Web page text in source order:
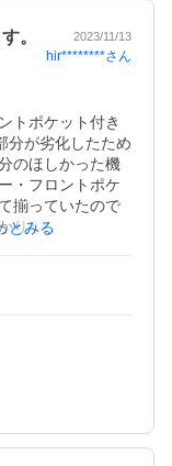
して端よりにつ
は重いです。
。 2023/11/13
hir********さん
トポケット付き
分が劣化したため
のほしかった機
・フロントポケ
揃っていたので
りやすい色が良
、暗いところだ
パー付きダブル
内などでロック
は段違いでし
のお陰で余裕で
とみる